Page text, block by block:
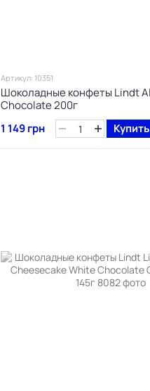
Артикул: 10351
Шоколадные конфеты Lindt
Chocolate 200г
1 149 грн
Купить